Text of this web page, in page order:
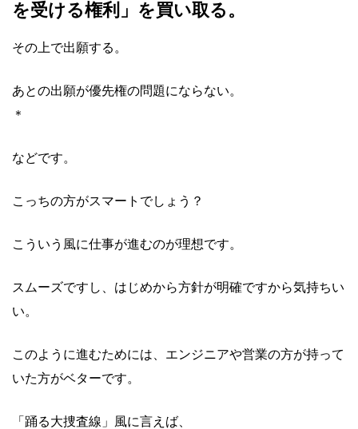
を受ける権利」を買い取る。
その上で出願する。
あとの出願が優先権の問題にならない。
＊
などです。
こっちの方がスマートでしょう？
こういう風に仕事が進むのが理想です。
スムーズですし、はじめから方針が明確ですから気持ちい
い。
このように進むためには、エンジニアや営業の方が持って
いた方がベターです。
「踊る大捜査線」風に言えば、